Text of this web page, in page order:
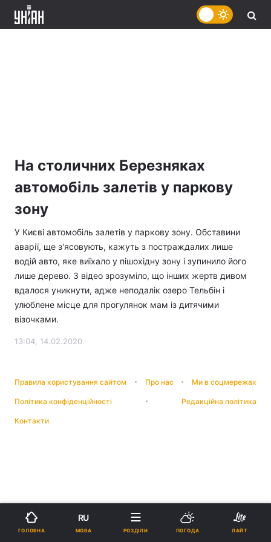
На столичних Березняках
автомобіль залетів у паркову
зону
У Києві автомобіль залетів у паркову зону. Обставини
аварії, ще з'ясовують, кажуть з постраждалих лише
водій авто, яке виїхало у пішохідну зону і зупинило його
лише дерево. З відео зрозуміло, що інших жертв дивом
вдалося уникнути, адже неподалік озеро Тельбін і
улюблене місце для прогулянок мам із дитячими
візочками.
13:04, 14.02.2020
Правила користування сайтом Про нас Ми в соцмережах
Політика конфіденційності Редакційна політика
Контакти
ГОЛОВНА
RU
МОВА РОЗДІЛИ ПОГОДА ЛАЙТ